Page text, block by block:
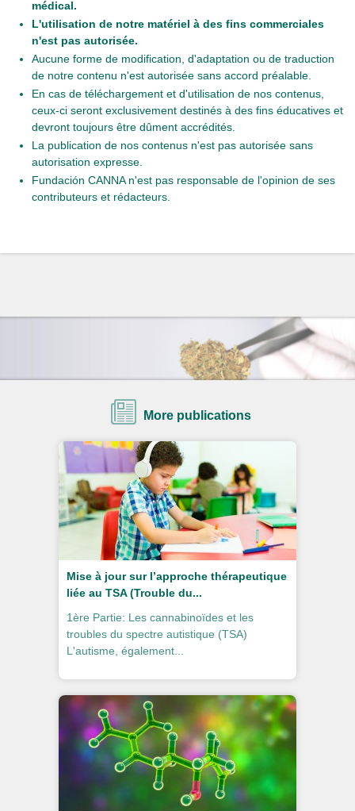
médical.
L'utilisation de notre matériel à des fins commerciales
n'est pas autorisée.
Aucune forme de modification, d'adaptation ou de traduction
de notre contenu n'est autorisée sans accord préalable.
En cas de téléchargement et d'utilisation de nos contenus,
ceux-ci seront exclusivement destinés à des fins éducatives et
devront toujours être dûment accrédités.
La publication de nos contenus n'est pas autorisée sans
autorisation expresse.
Fundación CANNA n'est pas responsable de l'opinion de ses
contributeurs et rédacteurs.
More publications
Mise à jour sur l’approche thérapeutique
liée au TSA (Trouble du...
1ère Partie: Les cannabinoïdes et les
troubles du spectre autistique (TSA)
L'autisme, également...